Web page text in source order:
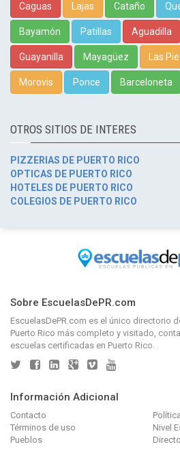
Caguas Lajas Cataño
Bayamón Patillas Aguadilla
Guayanilla Mayagüez Las
Morovis Ponce Barceloneta
OTROS SITIOS DE INTERES
PIZZERIAS DE PUERTO RICO
OPTICAS DE PUERTO RICO
HOTELES DE PUERTO RICO
COLEGIOS DE PUERTO RICO
Sobre EscuelasDePR.com
EscuelasDePR.com es el único directorio
Puerto Rico más completo y visitado,
escuelas certificadas en Puerto Rico.
Información Adicional
Contacto
Términos de uso
Nivel
Pueblos